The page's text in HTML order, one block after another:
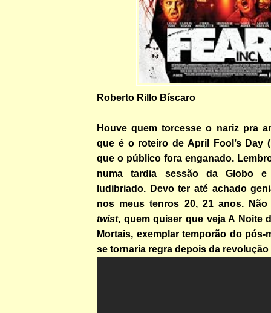
Roberto Rillo Bíscaro
Houve quem torcesse o nariz pra
que é o roteiro de April Fool’s Day
que o público fora enganado.
numa tardia sessão da Globo
ludibriado. Devo ter até achado
nos meus tenros 20, 21 anos.
twist, quem quiser que veja A Noite
Mortais, exemplar temporão do pós-
se tornaria regra depois da revolução